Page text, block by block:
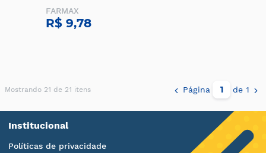
FARMAX
R$ 9,78
Mostrando 21 de 21 itens Página de 1
Institucional
Políticas de privacidade